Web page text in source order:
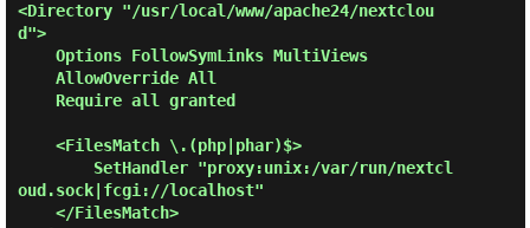
<Directory "/usr/local/www/apache24/nextclou
d">
oud.sock|fcgi://localhost"